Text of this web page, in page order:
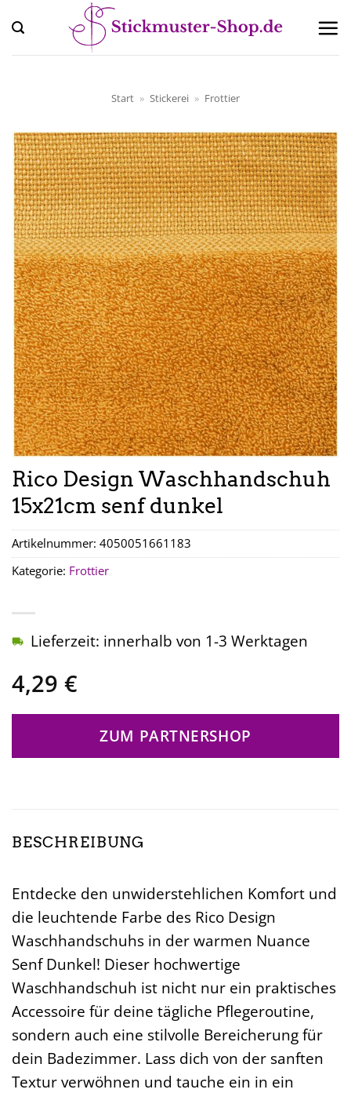
Inhalt
springen
Start » Stickerei » Frottier
Rico Design Waschhandschuh
15x21cm senf dunkel
4,29 €
Lieferzeit: innerhalb von 1-3 Werktagen
ZUM PARTNERSHOP
Artikelnummer: 4050051661183
Kategorie: Frottier
BESCHREIBUNG
Entdecke den unwiderstehlichen Komfort und
die leuchtende Farbe des Rico Design
Waschhandschuhs in der warmen Nuance
Senf Dunkel! Dieser hochwertige
Waschhandschuh ist nicht nur ein praktisches
Accessoire für deine tägliche Pflegeroutine,
sondern auch eine stilvolle Bereicherung für
dein Badezimmer. Lass dich von der sanften
Textur verwöhnen und tauche ein in ein